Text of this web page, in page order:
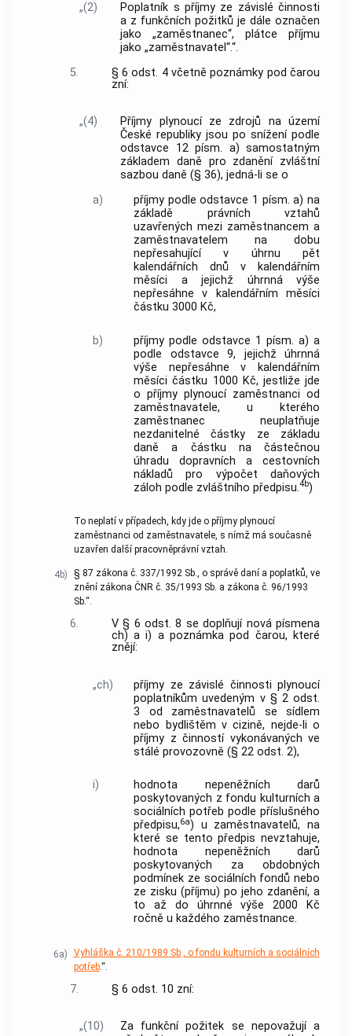
„(2)
Poplatník s příjmy ze závislé činnosti
a z funkčních požitků je dále označen
jako „zaměstnanec“, plátce příjmu
jako „zaměstnavatel“.“.
5.
§ 6 odst. 4 včetně poznámky pod čarou
zní:
„(4)
Příjmy plynoucí ze zdrojů na území
České republiky jsou po snížení podle
odstavce 12 písm. a) samostatným
základem daně pro zdanění zvláštní
sazbou daně (§ 36), jedná-li se o
a)
příjmy podle odstavce 1 písm. a) na
základě právních vztahů
uzavřených mezi zaměstnancem a
zaměstnavatelem na dobu
nepřesahující v úhrnu pět
kalendářních dnů v kalendářním
měsíci a jejichž úhrnná výše
nepřesáhne v kalendářním měsíci
částku 3000 Kč,
b)
příjmy podle odstavce 1 písm. a) a
podle odstavce 9, jejichž úhrnná
výše nepřesáhne v kalendářním
měsíci částku 1000 Kč, jestliže jde
o příjmy plynoucí zaměstnanci od
zaměstnavatele, u kterého
zaměstnanec neuplatňuje
nezdanitelné částky ze základu
daně a částku na částečnou
úhradu dopravních a cestovních
nákladů pro výpočet daňových
záloh podle zvláštního předpisu.4b)
To neplatí v případech, kdy jde o příjmy plynoucí
zaměstnanci od zaměstnavatele, s nímž má současně
uzavřen další pracovněprávní vztah.
4b)
§ 87 zákona č. 337/1992 Sb., o správě daní a poplatků, ve
znění zákona ČNR č. 35/1993 Sb. a zákona č. 96/1993
Sb.“.
6.
V § 6 odst. 8 se doplňují nová písmena
ch) a i) a poznámka pod čarou, které
znějí:
„ch)
příjmy ze závislé činnosti plynoucí
poplatníkům uvedeným v § 2 odst.
3 od zaměstnavatelů se sídlem
nebo bydlištěm v cizině, nejde-li o
příjmy z činností vykonávaných ve
stálé provozovně (§ 22 odst. 2),
i)
hodnota nepeněžních darů
poskytovaných z fondu kulturních a
sociálních potřeb podle příslušného
předpisu,6a) u zaměstnavatelů, na
které se tento předpis nevztahuje,
hodnota nepeněžních darů
poskytovaných za obdobných
podmínek ze sociálních fondů nebo
ze zisku (příjmu) po jeho zdanění, a
to až do úhrnné výše 2000 Kč
ročně u každého zaměstnance.
6a)
Vyhláška č. 210/1989 Sb., o fondu kulturních a sociálních
potřeb.“.
7. § 6 odst. 10 zní:
„(10)
Za funkční požitek se nepovažují a